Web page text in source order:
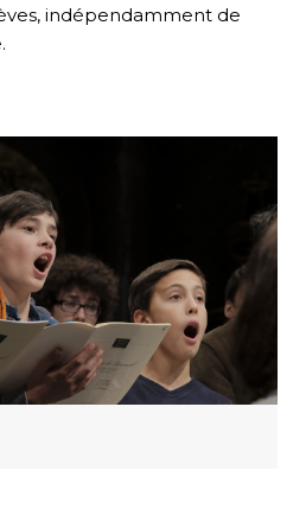
indépendamment de